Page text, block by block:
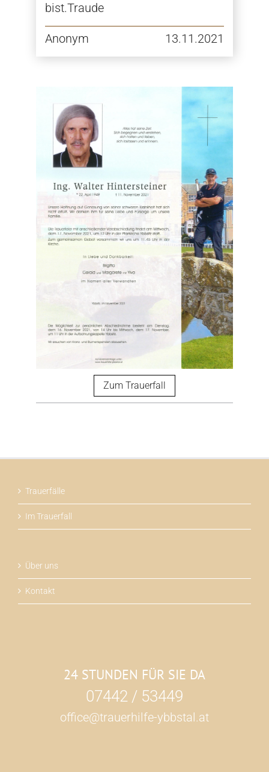
bist.Traude
Anonym 13.11.2021
Zum Trauerfall
Trauerfälle
Im Trauerfall
Über uns
Kontakt
24 STUNDEN FÜR SIE DA
07442 / 53449
office@trauerhilfe-ybbstal.at